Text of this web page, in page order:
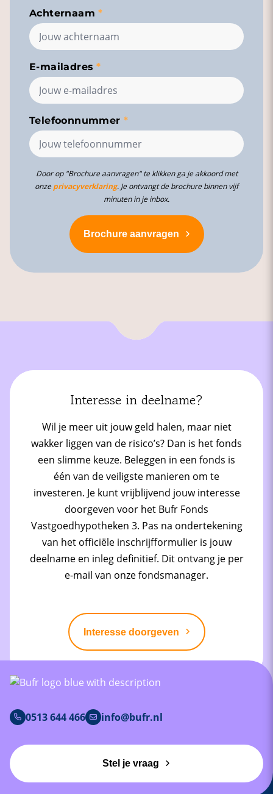
Achternaam
E-mailadres
Telefoonnummer
Door op "Brochure aanvragen" te klikken ga je akkoord met
onze privacyverklaring. Je ontvangt de brochure binnen vijf
minuten in je inbox.
Brochure aanvragen
Interesse in deelname?
Wil je meer uit jouw geld halen, maar niet
wakker liggen van de risico’s? Dan is het fonds
een slimme keuze. Beleggen in een fonds is
één van de veiligste manieren om te
investeren. Je kunt vrijblijvend jouw interesse
doorgeven voor het Bufr Fonds
Vastgoedhypotheken 3. Pas na ondertekening
van het officiële inschrijfformulier is jouw
deelname en inleg definitief. Dit ontvang je per
e-mail van onze fondsmanager.
Interesse doorgeven
0513 644 466 info@bufr.nl
Stel je vraag